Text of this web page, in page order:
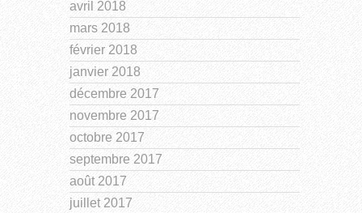
avril 2018
mars 2018
février 2018
janvier 2018
décembre 2017
novembre 2017
octobre 2017
septembre 2017
août 2017
juillet 2017